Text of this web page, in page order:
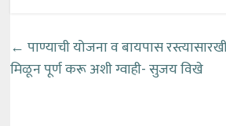
← पाण्याची योजना व बायपास
मिळून पूर्ण करू अशी ग्वाही- सुजय विखे